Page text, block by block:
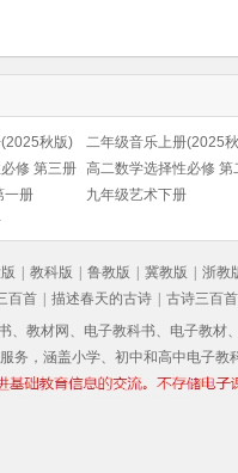
秋版)
二年级音乐上册(2025
修 第三册 高二数学选择性必修 第
一册
九年级艺术下册
教科版 鲁教版 冀教版
浙教
百首 描述春天的古诗
古诗三百首
、教材网、电子教科书、电子教材
务，涵盖小学、初中和高中电子